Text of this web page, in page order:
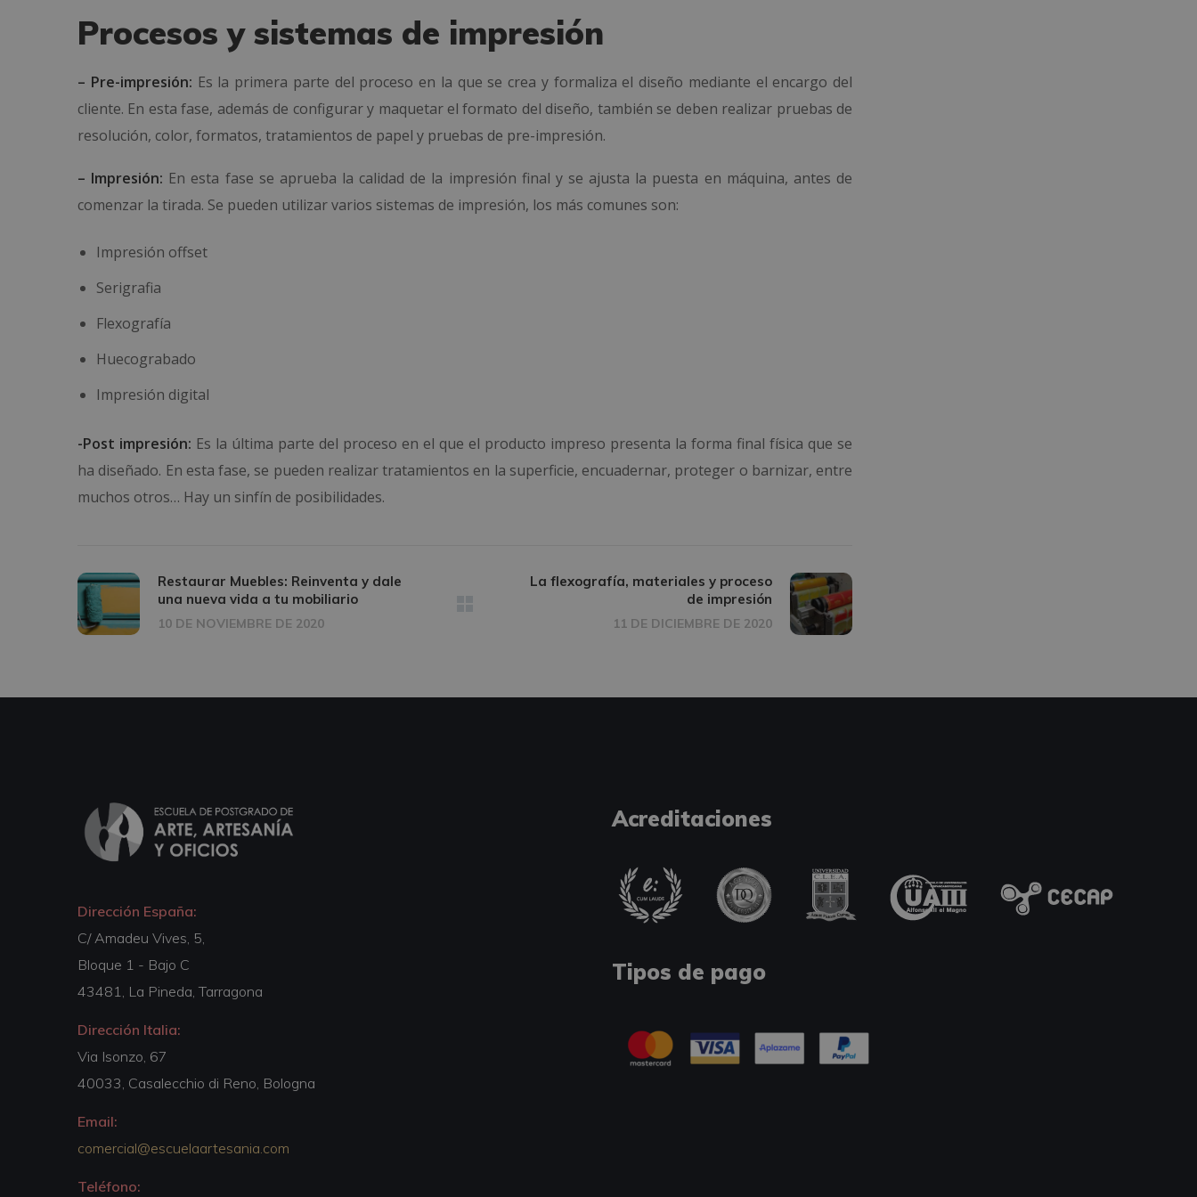
Procesos y sistemas de impresión
– Pre-impresión: Es la primera parte del proceso en la que se crea y formaliza el diseño mediante el encargo del
cliente. En esta fase, además de configurar y maquetar el formato del diseño, también se deben realizar pruebas de
resolución, color, formatos, tratamientos de papel y pruebas de pre-impresión.
– Impresión: En esta fase se aprueba la calidad de la impresión final y se ajusta la puesta en máquina, antes de
comenzar la tirada. Se pueden utilizar varios sistemas de impresión, los más comunes son:
Impresión offset
Serigrafia
Flexografía
Huecograbado
Impresión digital
-Post impresión: Es la última parte del proceso en el que el producto impreso presenta la forma final física que se
ha diseñado. En esta fase, se pueden realizar tratamientos en la superficie, encuadernar, proteger o barnizar, entre
muchos otros… Hay un sinfín de posibilidades.
Restaurar Muebles: Reinventa y dale
una nueva vida a tu mobiliario
10 DE NOVIEMBRE DE 2020
La flexografía, materiales y proceso
de impresión
11 DE DICIEMBRE DE 2020
Dirección España:
C/ Amadeu Vives, 5,
Bloque 1 - Bajo C
43481, La Pineda, Tarragona
Dirección Italia:
Via Isonzo, 67
40033, Casalecchio di Reno, Bologna
Email:
comercial@escuelaartesania.com
Teléfono:
Acreditaciones
Tipos de pago